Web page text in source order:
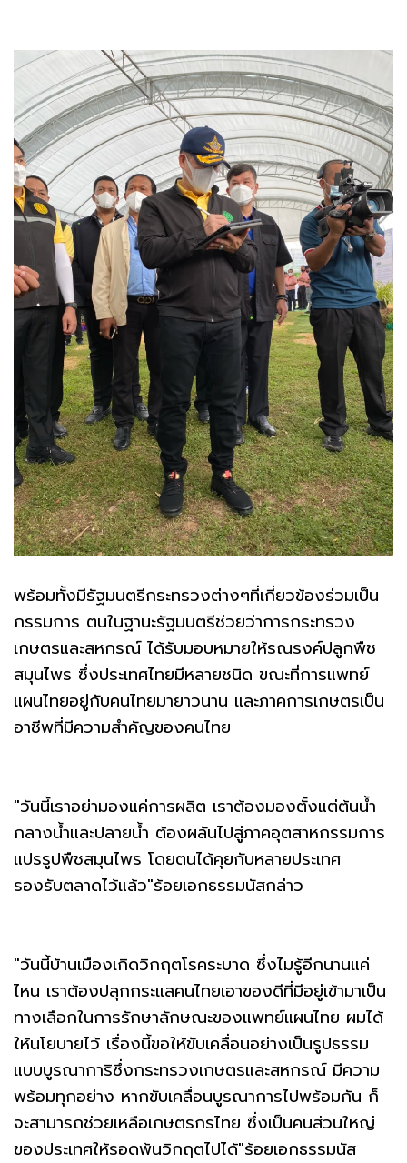
พร้อมทั้งมีรัฐมนตรีกระทรวงต่างๆที่เกี่ยวข้องร่วมเป็น
กรรมการ ตนในฐานะรัฐมนตรีช่วยว่าการกระทรวง
เกษตรและสหกรณ์ ได้รับมอบหมายให้รณรงค์ปลูกพืช
สมุนไพร ซึ่งประเทศไทยมีหลายชนิด ขณะที่การแพทย์
แผนไทยอยู่กับคนไทยมายาวนาน และภาคการเกษตรเป็น
อาชีพที่มีความสำคัญของคนไทย
"วันนี้เราอย่ามองแค่การผลิต เราต้องมองตั้งแต่ต้นน้ำ
กลางน้ำและปลายน้ำ ต้องผลันไปสู่ภาคอุตสาหกรรมการ
แปรรูปพืชสมุนไพร โดยตนได้คุยกับหลายประเทศ
รองรับตลาดไว้แล้ว"ร้อยเอกธรรมนัสกล่าว
"วันนี้บ้านเมืองเกิดวิกฤตโรคระบาด ซึ่งไมรู้อีกนานแค่
ไหน เราต้องปลุกกระแสคนไทยเอาของดีที่มีอยู่เข้ามาเป็น
ทางเลือกในการรักษาลักษณะของแพทย์แผนไทย ผมได้
ให้นโยบายไว้ เรื่องนี้ขอให้ขับเคลื่อนอย่างเป็นรูปธรรม
แบบบูรณาการิซึ่งกระทรวงเกษตรและสหกรณ์ มีความ
พร้อมทุกอย่าง หากขับเคลื่อนบูรณาการไปพร้อมกัน ก็
จะสามารถช่วยเหลือเกษตรกรไทย ซึ่งเป็นคนส่วนใหญ่
ของประเทศให้รอดพ้นวิกฤตไปได้"ร้อยเอกธรรมนัส